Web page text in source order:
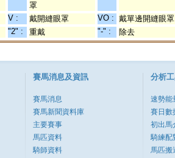
罩
V : 戴開縫眼罩 VO : 戴單邊開縫眼罩
"2" : 重戴 "-" : 除去
賽馬消息及資訊
賽馬消息
賽馬新聞資料庫
主要賽事
馬匹資料
騎師資料
分析
速勢能
賽日數
初出馬
騎練配
馬匹搬